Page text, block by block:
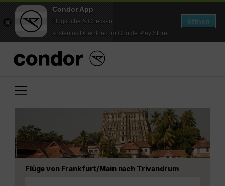
Condor App
Flugsuche & Check-in
kostenlos Download im Google Play Store
öffnen
Flüge von Frankfurt/Main nach Trivandrum